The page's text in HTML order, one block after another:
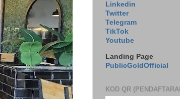
Linkedin
Twitter
Telegram
TikTok
Youtube
Landing Page
PublicGoldOfficial
KOD QR